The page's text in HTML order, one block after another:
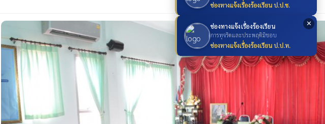
ช่องทางแจ้งเรื่องร้องเรียน ป.ป.ช.
✕
ช่องทางแจ้งเรื่องร้องเรียน
การทุจริตและประพฤติมิชอบ
ช่องทางแจ้งเรื่องร้องเรียน ป.ป.ท.